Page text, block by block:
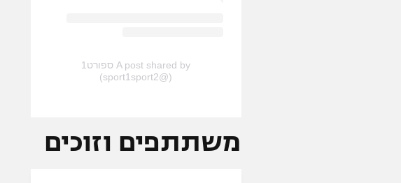
A post shared by ספורט1
(@sport1sport2)
משתתפים וזוכים